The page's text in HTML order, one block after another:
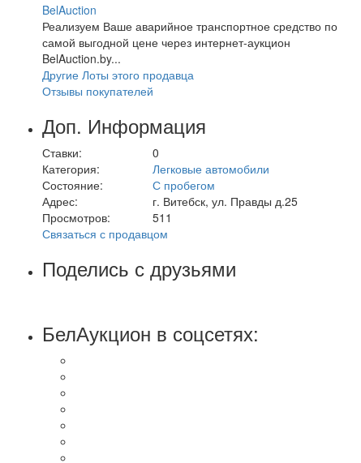
BelAuction
Реализуем Ваше аварийное транспортное средство по
самой выгодной цене через интернет-аукцион
BelAuction.by...
Другие Лоты этого продавца
Отзывы покупателей
Доп. Информация
Ставки:
0
Категория:
Легковые автомобили
Состояние:
С пробегом
Адрес:
г. Витебск, ул. Правды д.25
Просмотров:
511
Связаться с продавцом
Поделись с друзьями
БелАукцион в соцсетях: